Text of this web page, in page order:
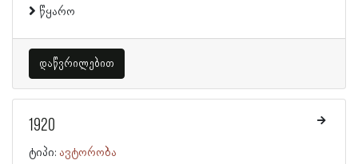
წყარო
დაწვრილებით
1920
ტიპი: ავტორობა